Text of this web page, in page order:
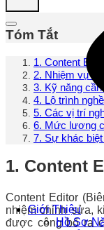
Giới Thiệu
Hồ Sơ
Tóm Tắt
1. Content
2. Nhiệm vụ
3. Kỹ năng
4. Lộ trình
5. Các vị trí
6. Mức lương
7. Sự khác
1. Content
Content Editor
nhiệm chỉnh sửa,
được công bố ra